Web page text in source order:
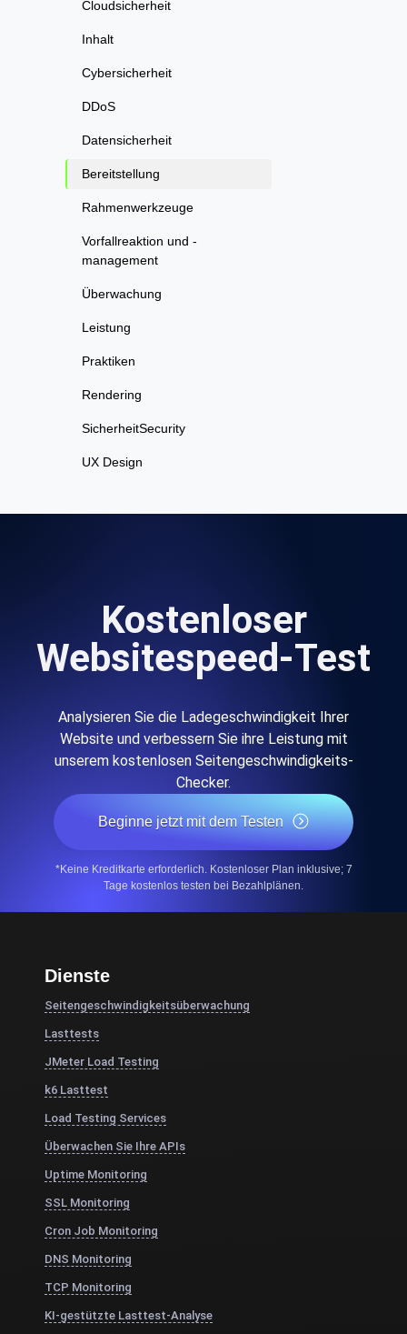
Cloudsicherheit
Inhalt
Cybersicherheit
DDoS
Datensicherheit
Bereitstellung
Rahmenwerkzeuge
Vorfallreaktion und -
management
Überwachung
Leistung
Praktiken
Rendering
SicherheitSecurity
UX Design
Kostenloser
Websitespeed-Test
Analysieren Sie die Ladegeschwindigkeit Ihrer
Website und verbessern Sie ihre Leistung mit
unserem kostenlosen Seitengeschwindigkeits-
Checker.
Beginne jetzt mit dem Testen
*Keine Kreditkarte erforderlich. Kostenloser Plan inklusive; 7
Tage kostenlos testen bei Bezahlplänen.
Dienste
Seitengeschwindigkeitsüberwachung
Lasttests
JMeter Load Testing
k6 Lasttest
Load Testing Services
Überwachen Sie Ihre APIs
Uptime Monitoring
SSL Monitoring
Cron Job Monitoring
DNS Monitoring
TCP Monitoring
KI-gestützte Lasttest-Analyse